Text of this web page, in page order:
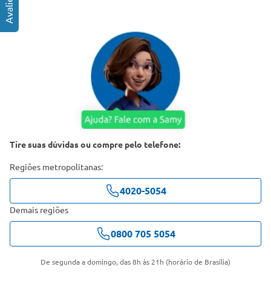
Tire suas dúvidas ou compre pelo telefone:
Regiões metropolitanas:
4020-5054
Demais regiões
0800 705 5054
De segunda a domingo, das 8h às 21h (horário de Brasília)